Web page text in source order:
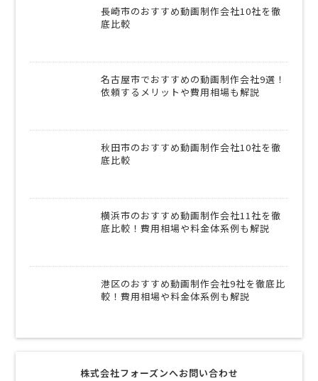
長崎市のおすすめ動画制作会社10社を徹
底比較
名古屋市でおすすめの動画制作会社9選！
依頼するメリットや費用相場も解説
秋田市のおすすめ動画制作会社10社を徹
底比較
横浜市のおすすめ動画制作会社11社を徹
底比較！費用相場や料金体系例も解説
港区のおすすめ動画制作会社9社を徹底比
較！費用相場や料金体系例も解説
株式会社フォーズンへお問い合わせ